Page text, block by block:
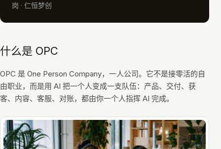
岗 · 仁恒梦创
什么是 OPC
OPC 是 One Person Company，一人公司。它不是接零活的自
由职业，而是用 AI 把一个人变成一支队伍：产品、交付、获
客、内容、客服、对账，都由你一个人指挥 AI 完成。